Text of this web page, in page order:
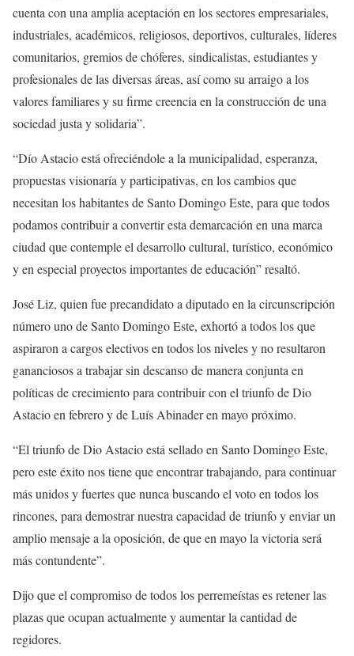
cuenta con una amplia aceptación en los sectores empresariales,
industriales, académicos, religiosos, deportivos, culturales, líderes
comunitarios, gremios de chóferes, sindicalistas, estudiantes y
profesionales de las diversas áreas, así como su arraigo a los
valores familiares y su firme creencia en la construcción de una
sociedad justa y solidaria”.
“Dío Astacio está ofreciéndole a la municipalidad, esperanza,
propuestas visionaría y participativas, en los cambios que
necesitan los habitantes de Santo Domingo Este, para que todos
podamos contribuir a convertir esta demarcación en una marca
ciudad que contemple el desarrollo cultural, turístico, económico
y en especial proyectos importantes de educación” resaltó.
José Liz, quien fue precandidato a diputado en la circunscripción
número uno de Santo Domingo Este, exhortó a todos los que
aspiraron a cargos electivos en todos los niveles y no resultaron
gananciosos a trabajar sin descanso de manera conjunta en
políticas de crecimiento para contribuir con el triunfo de Dio
Astacio en febrero y de Luís Abinader en mayo próximo.
“El triunfo de Dio Astacio está sellado en Santo Domingo Este,
pero este éxito nos tiene que encontrar trabajando, para continuar
más unidos y fuertes que nunca buscando el voto en todos los
rincones, para demostrar nuestra capacidad de triunfo y enviar un
amplio mensaje a la oposición, de que en mayo la victoria será
más contundente”.
Dijo que el compromiso de todos los perremeístas es retener las
plazas que ocupan actualmente y aumentar la cantidad de
regidores.